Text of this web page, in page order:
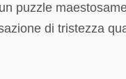
puzzle
di tristezza